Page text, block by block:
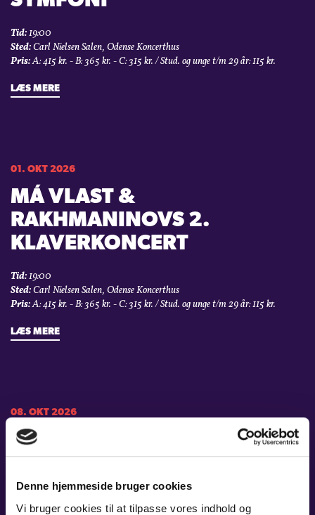
Denne hjemmeside bruger cookies
Vi bruger cookies til at tilpasse vores indhold og
Tid:19:00
Sted:Carl Nielsen Salen, Odense Koncerthus
Pris:A: 415 kr. - B: 365 kr. - C: 315 kr. / Stud. og unge t/m 29 år: 115 kr.
LÆS MERE
01. OKT 2026
MÁ VLAST &
RAKHMANINOVS 2.
KLAVERKONCERT
Tid:19:00
Sted:Carl Nielsen Salen, Odense Koncerthus
Pris:A: 415 kr. - B: 365 kr. - C: 315 kr. / Stud. og unge t/m 29 år: 115 kr.
LÆS MERE
08. OKT 2026
MAHLERS 4.
Sted:Carl Nielsen Salen, Odense Koncerthus
Pris: A: 345 kr. - B: 295 kr. - C: 245 kr. / Stud. og unge t/m 29 år: 115 kr.